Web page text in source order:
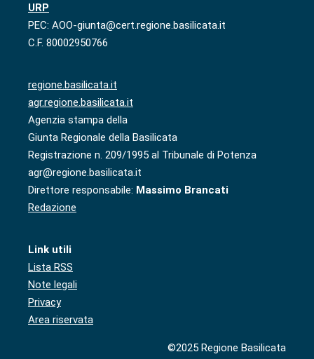
URP
PEC: AOO-giunta@cert.regione.basilicata.it
C.F. 80002950766
regione.basilicata.it
agr.regione.basilicata.it
Agenzia stampa della
Giunta Regionale della Basilicata
Registrazione n. 209/1995 al Tribunale di Potenza
agr@regione.basilicata.it
Direttore responsabile: Massimo Brancati
Redazione
Link utili
Lista RSS
Note legali
Privacy
Area riservata
©2025 Regione Basilicata